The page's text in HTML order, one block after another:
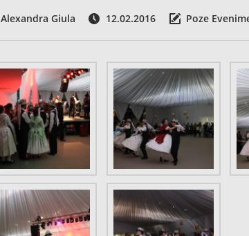
Alexandra Giula 12.02.2016 Poze